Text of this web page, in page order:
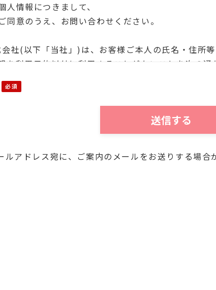
人情報につきまして、
同意のうえ、お問い合わせください。
社(以下「当社」)は、お客様ご本人の氏名・住所
を利用目的以外に利用することがないことを次の通
だきました個人情報は、当社において、次の目的に
ービスに関する情報のお知らせのため
お客様の個人情報をお客様の同意なしに第三者に
、書面により利用目的等を明示し同意を得ると共
アドレス宛に、ご案内のメールをお送りする場合